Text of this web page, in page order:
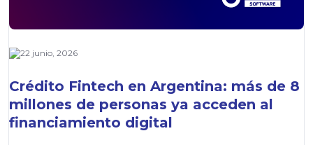
22 junio, 2026
Crédito Fintech en Argentina: más de 8
millones de personas ya acceden al
financiamiento digital